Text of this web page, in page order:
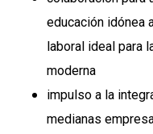
educación idónea
laboral ideal para
moderna
impulso a la
medianas